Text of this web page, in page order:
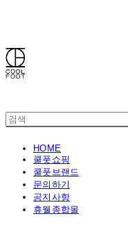
HOME
쿨풋쇼핑
쿨풋브랜드
문의하기
공지사항
휴웰종합몰